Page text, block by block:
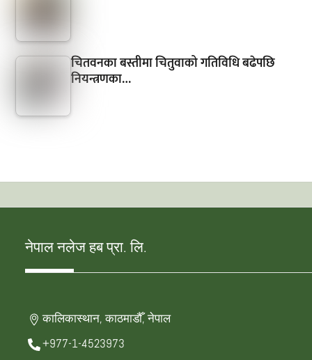
चितवनका बस्तीमा चितुवाको गतिविधि बढेपछि
नियन्त्रणका…
नेपाल नलेज हब प्रा. लि.
कालिकास्थान, काठमाडौँ, नेपाल
+977-1-4523973